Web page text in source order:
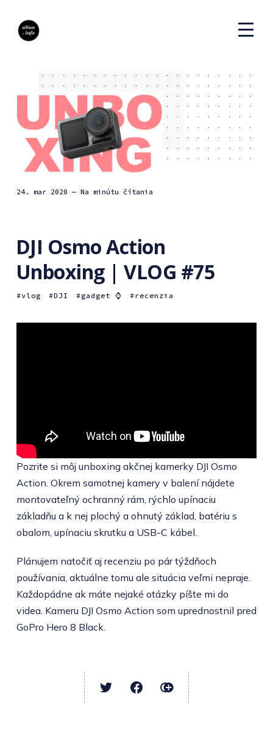
24. mar 2020 — Na minútu čítania
DJI Osmo Action
Unboxing | VLOG #75
vlog DJI gadget ⌚️ recenzia
Pozrite si môj unboxing akčnej kamerky DJI Osmo
Action. Okrem samotnej kamery v balení nájdete
montovateľný ochranný rám, rýchlo upínaciu
základňu a k nej plochý a ohnutý základ, batériu s
obalom, upínaciu skrutku a USB-C kábel.
Plánujem natočiť aj recenziu po pár týždňoch
používania, aktuálne tomu ale situácia veľmi nepraje.
Každopádne ak máte nejaké otázky píšte mi do
videa. Kameru DJI Osmo Action som uprednostnil pred
GoPro Hero 8 Black.